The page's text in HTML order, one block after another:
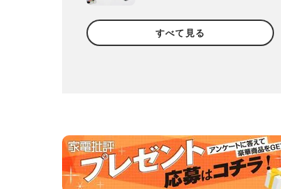
ェット収納アイテムを比較
すべて見る